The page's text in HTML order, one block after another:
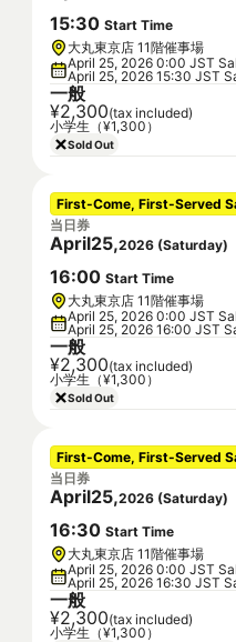
15:30 Start Time
大丸東京店 11階催事場
April 25, 2026 0:00 JST
April 25, 2026 15:30 JST
一般
¥2,300(tax included)
小学生（¥1,300）
Sold Out
First-Come, First-Served
当日券
April25,2026 (Saturday)
16:00 Start Time
大丸東京店 11階催事場
April 25, 2026 0:00 JST
April 25, 2026 16:00 JST
一般
¥2,300(tax included)
小学生（¥1,300）
Sold Out
First-Come, First-Served
当日券
April25,2026 (Saturday)
16:30 Start Time
大丸東京店 11階催事場
April 25, 2026 0:00 JST
April 25, 2026 16:30 JST
一般
¥2,300(tax included)
小学生（¥1,300）